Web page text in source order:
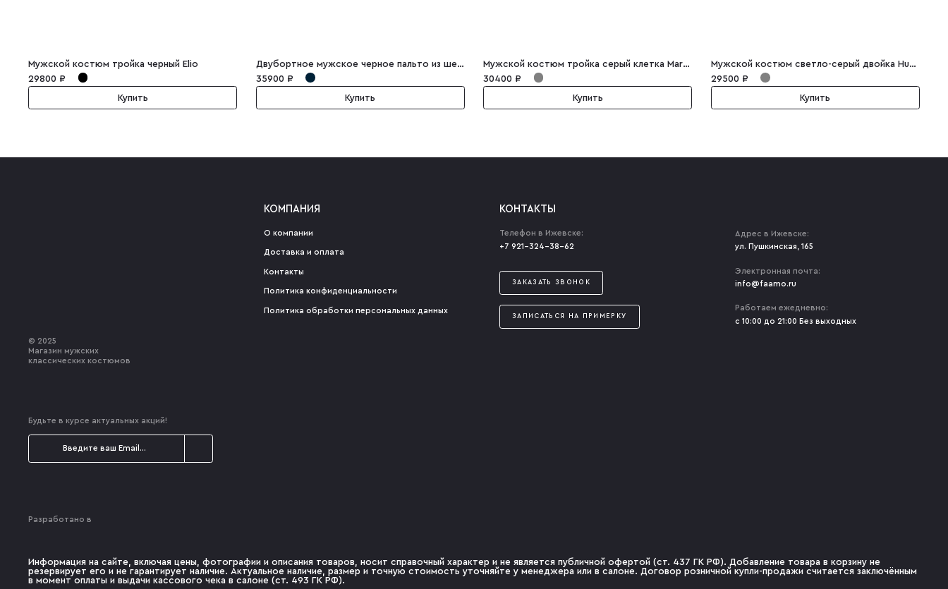
Мужской костюм тройка черный Elio
29800 ₽
Купить
Двубортное мужское черное пальто из шерсти и кашемира Augustine
35900 ₽
Купить
Мужской костюм тройка серый клетка Marino
30400 ₽
Купить
Мужской костюм светло-серый двойка Hubert
29500 ₽
Купить
© 2025
Магазин мужских
классических костюмов
Будьте в курсе актуальных акций!
Разработано в
КОМПАНИЯ
О компании
Доставка и оплата
Контакты
Политика конфиденциальности
Политика обработки персональных данных
КОНТАКТЫ
Телефон в Ижевске:
+7 921-324-38-62
ЗАКАЗАТЬ ЗВОНОК
ЗАПИСАТЬСЯ НА ПРИМЕРКУ
Адрес в Ижевске:
ул. Пушкинская, 165
Электронная почта:
info@faamo.ru
Работаем ежедневно:
с 10:00 до 21:00 Без выходных
Информация на сайте, включая цены, фотографии и описания товаров, носит справочный характер и не является публичной офертой (ст. 437 ГК РФ). Добавление товара в корзину не
резервирует его и не гарантирует наличие. Актуальное наличие, размер и точную стоимость уточняйте у менеджера или в салоне. Договор розничной купли-продажи считается заключённым
в момент оплаты и выдачи кассового чека в салоне (ст. 493 ГК РФ).